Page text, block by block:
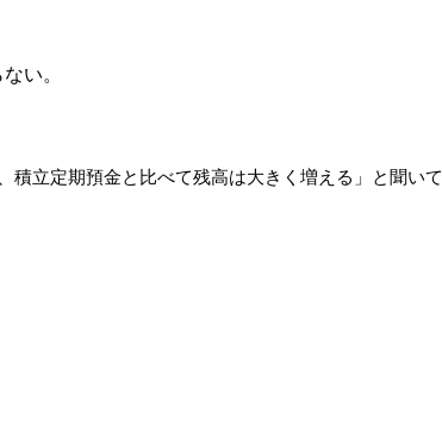
い。
積立定期預金と比べて残高は大きく増える」と聞いて